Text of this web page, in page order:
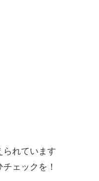
れています
ェックを！